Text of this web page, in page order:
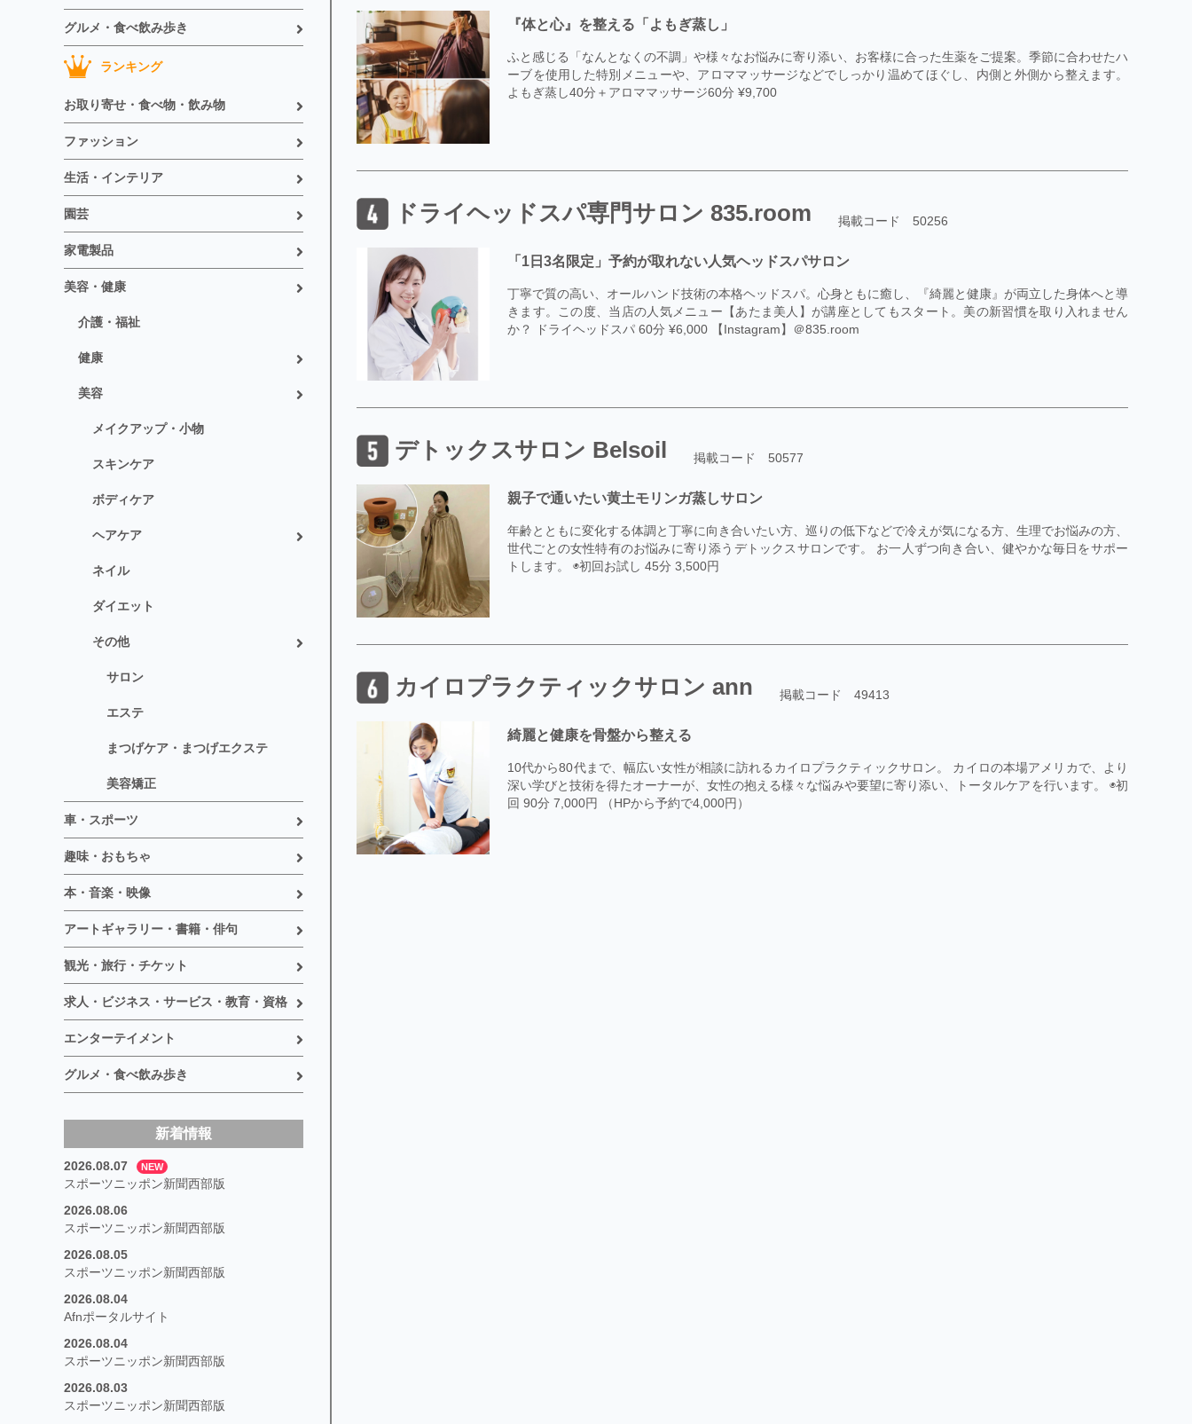
グルメ・食べ飲み歩き
ランキング
お取り寄せ・食べ物・飲み物
ファッション
生活・インテリア
園芸
家電製品
美容・健康
介護・福祉
健康
美容
メイクアップ・小物
スキンケア
ボディケア
ヘアケア
ネイル
ダイエット
その他
サロン
エステ
まつげケア・まつげエクステ
美容矯正
車・スポーツ
趣味・おもちゃ
本・音楽・映像
アートギャラリー・書籍・俳句
観光・旅行・チケット
求人・ビジネス・サービス・教育・資格
エンターテイメント
グルメ・食べ飲み歩き
新着情報
2026.08.07 NEW
スポーツニッポン新聞西部版
2026.08.06
スポーツニッポン新聞西部版
2026.08.05
スポーツニッポン新聞西部版
2026.08.04
Afnポータルサイト
2026.08.04
スポーツニッポン新聞西部版
2026.08.03
スポーツニッポン新聞西部版
『体と心』を整える「よもぎ蒸し」
ふと感じる「なんとなくの不調」や様々なお悩みに寄り添い、お客様に合った生薬をご提案。季節に合わせたハ
ーブを使用した特別メニューや、アロママッサージなどでしっかり温めてほぐし、内側と外側から整えます。
よもぎ蒸し40分＋アロママッサージ60分 ¥9,700
ドライヘッドスパ専門サロン 835.room 掲載コード 50256
「1日3名限定」予約が取れない人気ヘッドスパサロン
丁寧で質の高い、オールハンド技術の本格ヘッドスパ。心身ともに癒し、『綺麗と健康』が両立した身体へと導
きます。この度、当店の人気メニュー【あたま美人】が講座としてもスタート。美の新習慣を取り入れません
か？ ドライヘッドスパ 60分 ¥6,000 【Instagram】＠835.room
デトックスサロン Belsoil 掲載コード 50577
親子で通いたい黄土モリンガ蒸しサロン
年齢とともに変化する体調と丁寧に向き合いたい方、巡りの低下などで冷えが気になる方、生理でお悩みの方、
世代ごとの女性特有のお悩みに寄り添うデトックスサロンです。 お一人ずつ向き合い、健やかな毎日をサポー
トします。 ◉初回お試し 45分 3,500円
カイロプラクティックサロン ann 掲載コード 49413
綺麗と健康を骨盤から整える
10代から80代まで、幅広い女性が相談に訪れるカイロプラクティックサロン。 カイロの本場アメリカで、より
深い学びと技術を得たオーナーが、女性の抱える様々な悩みや要望に寄り添い、トータルケアを行います。 ◉初
回 90分 7,000円 （HPから予約で4,000円）